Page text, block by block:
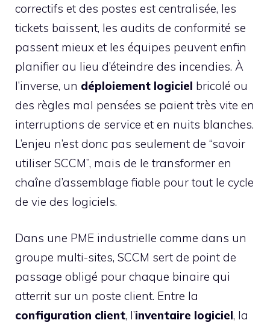
correctifs et des postes est centralisée, les
tickets baissent, les audits de conformité se
passent mieux et les équipes peuvent enfin
planifier au lieu d’éteindre des incendies. À
l’inverse, un déploiement logiciel bricolé ou
des règles mal pensées se paient très vite en
interruptions de service et en nuits blanches.
L’enjeu n’est donc pas seulement de “savoir
utiliser SCCM”, mais de le transformer en
chaîne d’assemblage fiable pour tout le cycle
de vie des logiciels.
Dans une PME industrielle comme dans un
groupe multi-sites, SCCM sert de point de
passage obligé pour chaque binaire qui
atterrit sur un poste client. Entre la
configuration client, l’inventaire logiciel, la